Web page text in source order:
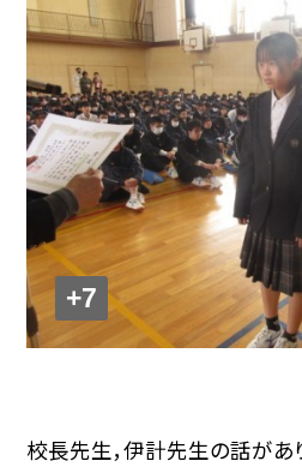
+7
校長先生，伊計先生の話があ